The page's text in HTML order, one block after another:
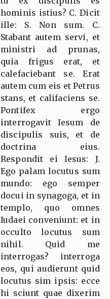
hominis istius? C. Dicit
ille: S. Non sum. C.
Stabant autem servi, et
ministri ad prunas,
quia frigus erat, et
calefaciebant se. Erat
autem cum eis et Petrus
stans, et califaciens se.
Pontifex ergo
interrogavit Iesum de
discipulis suis, et de
doctrina eius.
Respondit ei Iesus: J.
Ego palam locutus sum
mundo: ego semper
docui in synagoga, et in
templo, quo omnes
Iudaei conveniunt: et in
occulto locutus sum
nihil. Quid me
interrogas? interroga
eos, qui audierunt quid
locutus sim ipsis: ecce
hi sciunt quae dixerim